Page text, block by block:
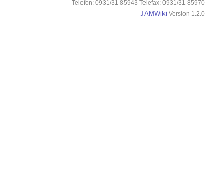
Telefon: 0931/31 85943 Telefax: 0931/31 85970
JAMWiki Version 1.2.0